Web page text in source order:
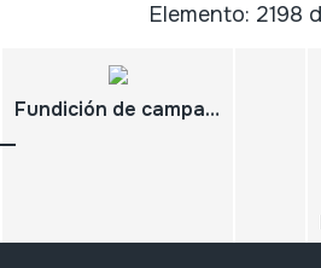
Elemento: 2198
Fundición de campana a pie de torre 13-05-2005